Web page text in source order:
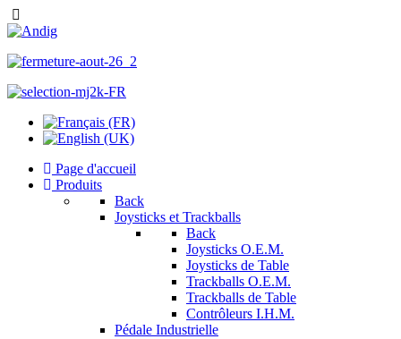
Page d'accueil
Produits
Back
Joysticks et Trackballs
Back
Joysticks O.E.M.
Joysticks de Table
Trackballs O.E.M.
Trackballs de Table
Contrôleurs I.H.M.
Pédale Industrielle